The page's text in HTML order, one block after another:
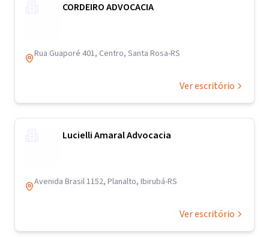
CORDEIRO ADVOCACIA
Rua Guaporé 401, Centro, Santa Rosa-RS
Ver escritório
Lucielli Amaral Advocacia
Avenida Brasil 1152, Planalto, Ibirubá-RS
Ver escritório